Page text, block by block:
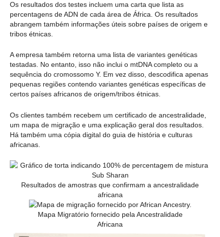
Os resultados dos testes incluem uma carta que lista as
percentagens de ADN de cada área de África. Os resultados
abrangem também informações úteis sobre países de origem e
tribos étnicas.
A empresa também retorna uma lista de variantes genéticas
testadas. No entanto, isso não inclui o mtDNA completo ou a
sequência do cromossomo Y. Em vez disso, descodifica apenas
pequenas regiões contendo variantes genéticas específicas de
certos países africanos de origem/tribos étnicas.
Os clientes também recebem um certificado de ancestralidade,
um mapa de migração e uma explicação geral dos resultados.
Há também uma cópia digital do guia de história e culturas
africanas.
Resultados de amostras que confirmam a ancestralidade
africana
Mapa Migratório fornecido pela Ancestralidade
Africana